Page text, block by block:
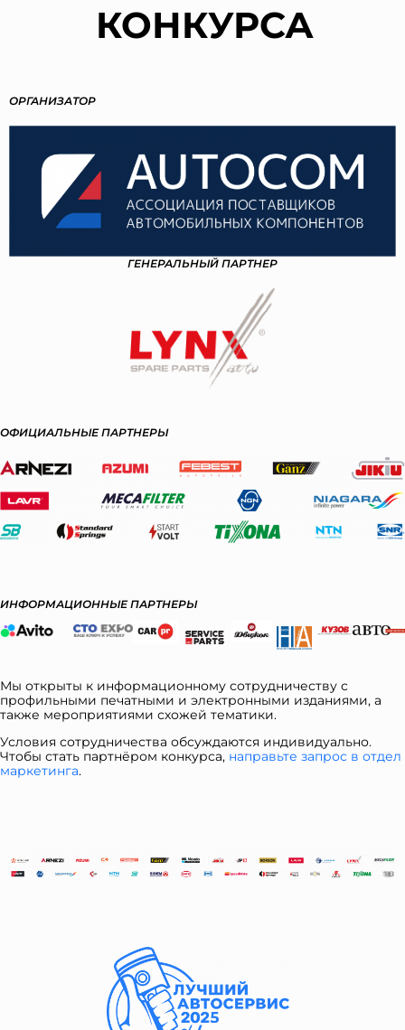
КОНКУРСА
ОРГАНИЗАТОР
ГЕНЕРАЛЬНЫЙ ПАРТНЕР
ОФИЦИАЛЬНЫЕ ПАРТНЕРЫ
ИНФОРМАЦИОННЫЕ ПАРТНЕРЫ
Мы открыты к информационному сотрудничеству с
профильными печатными и электронными изданиями, а
также мероприятиями схожей тематики.
Условия сотрудничества обсуждаются индивидуально.
Чтобы стать партнёром конкурса, направьте запрос в отдел
маркетинга.